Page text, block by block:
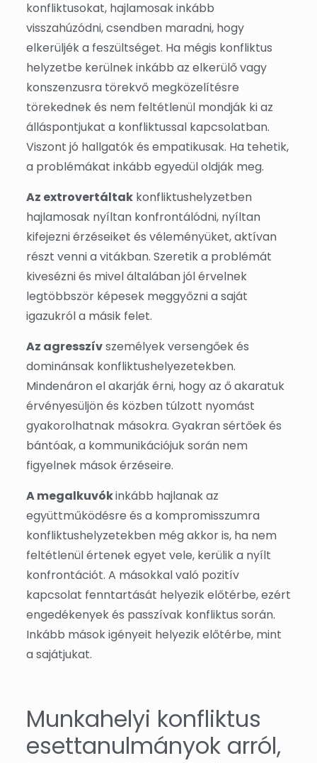
konfliktusokat, hajlamosak inkább
visszahúzódni, csendben maradni, hogy
elkerüljék a feszültséget. Ha mégis konfliktus
helyzetbe kerülnek inkább az elkerülő vagy
konszenzusra törekvő megközelítésre
törekednek és nem feltétlenül mondják ki az
álláspontjukat a konfliktussal kapcsolatban.
Viszont jó hallgatók és empatikusak. Ha tehetik,
a problémákat inkább egyedül oldják meg.
Az extrovertáltakkonfliktushelyzetben
hajlamosak nyíltan konfrontálódni, nyíltan
kifejezni érzéseiket és véleményüket, aktívan
részt venni a vitákban. Szeretik a problémát
kivesézni és mivel általában jól érvelnek
legtöbbször képesek meggyőzni a saját
igazukról a másik felet.
Az agresszívszemélyek versengőek és
dominánsak konfliktushelyezetekben.
Mindenáron el akarják érni, hogy az ő akaratuk
érvényesüljön és közben túlzott nyomást
gyakorolhatnak másokra. Gyakran sértőek és
bántóak, a kommunikációjuk során nem
figyelnek mások érzéseire.
A megalkuvókinkább hajlanak az
együttműködésre és a kompromisszumra
konfliktushelyzetekben még akkor is, ha nem
feltétlenül értenek egyet vele, kerülik a nyílt
konfrontációt. A másokkal való pozitív
kapcsolat fenntartását helyezik előtérbe, ezért
engedékenyek és passzívak konfliktus során.
Inkább mások igényeit helyezik előtérbe, mint
a sajátjukat.
Munkahelyi konfliktus
esettanulmányok arról,